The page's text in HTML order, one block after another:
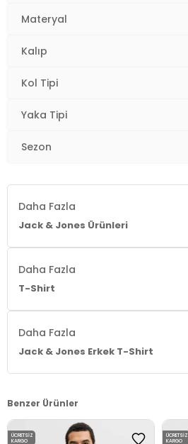
Materyal
Kalıp
Kol Tipi
Yaka Tipi
Sezon
Daha Fazla
Jack & Jones Ürünleri
Daha Fazla
T-Shirt
Daha Fazla
Jack & Jones Erkek T-Shirt
Benzer Ürünler
ÜCRETSIZ
KARGO
ÜCRETSIZ
KARGO